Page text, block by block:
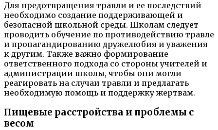
Для предотвращения травли и ее последствий
необходимо создание поддерживающей и
безопасной школьной среды. Школам следует
проводить обучение по противодействию травле
и пропагандированию дружелюбия и уважения
к другим. Также важно формирование
ответственного подхода со стороны учителей и
администрации школы, чтобы они могли
реагировать на случаи травли и предлагать
необходимую помощь и поддержку жертвам.
Пищевые расстройства и проблемы с
весом